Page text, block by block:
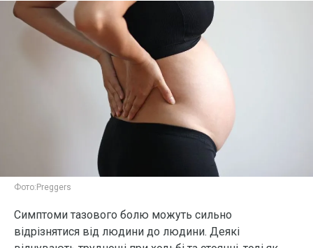
Фото: Preggers
Симптоми тазового болю можуть сильно
відрізнятися від людини до людини. Деякі